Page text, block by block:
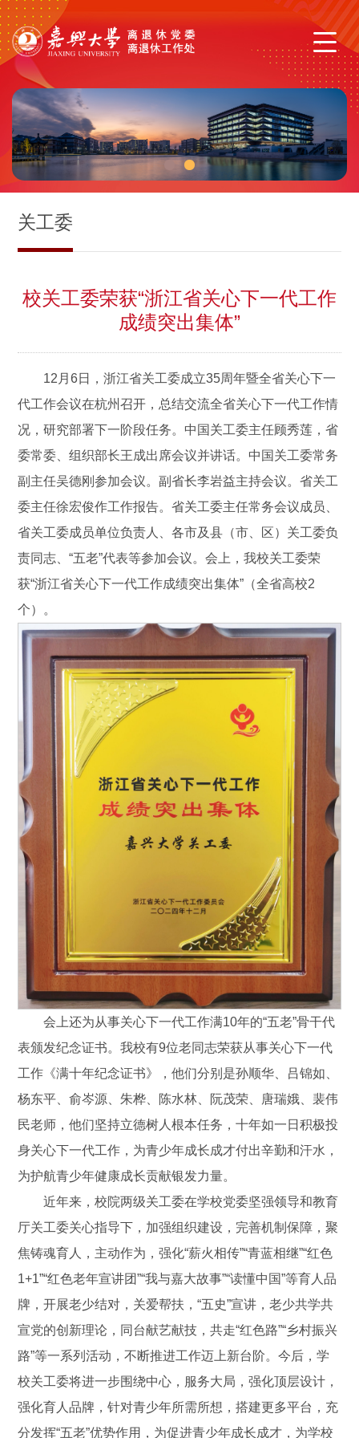
关工委
校关工委荣获“浙江省关心下一代工作
成绩突出集体”
12月6日，浙江省关工委成立35周年暨全省关心下一
代工作会议在杭州召开，总结交流全省关心下一代工作情
况，研究部署下一阶段任务。中国关工委主任顾秀莲，省
委常委、组织部长王成出席会议并讲话。中国关工委常务
副主任吴德刚参加会议。副省长李岩益主持会议。省关工
委主任徐宏俊作工作报告。省关工委主任常务会议成员、
省关工委成员单位负责人、各市及县（市、区）关工委负
责同志、“五老”代表等参加会议。会上，我校关工委荣
获“浙江省关心下一代工作成绩突出集体”（全省高校2
个）。
会上还为从事关心下一代工作满10年的“五老”骨干代
表颁发纪念证书。我校有9位老同志荣获从事关心下一代
工作《满十年纪念证书》，他们分别是孙顺华、吕锦如、
杨东平、俞岑源、朱桦、陈水林、阮茂荣、唐瑞娥、裴伟
民老师，他们坚持立德树人根本任务，十年如一日积极投
身关心下一代工作，为青少年成长成才付出辛勤和汗水，
为护航青少年健康成长贡献银发力量。
近年来，校院两级关工委在学校党委坚强领导和教育
厅关工委关心指导下，加强组织建设，完善机制保障，聚
焦铸魂育人，主动作为，强化“薪火相传”“青蓝相继”“红色
1+1”“红色老年宣讲团”“我与嘉大故事”“读懂中国”等育人品
牌，开展老少结对，关爱帮扶，“五史”宣讲，老少共学共
宣党的创新理论，同台献艺献技，共走“红色路”“乡村振兴
路”等一系列活动，不断推进工作迈上新台阶。今后，学
校关工委将进一步围绕中心，服务大局，强化顶层设计，
强化育人品牌，针对青少年所需所想，搭建更多平台，充
分发挥“五老”优势作用，为促进青少年成长成才，为学校